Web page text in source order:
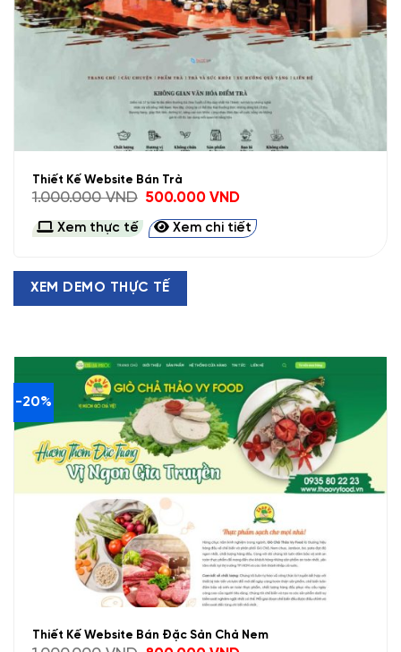
Thiết Kế Website Bán Trà
1.000.000VND
Giá
là:
1.000.000 VND.
500.000VNDGiá
tại
là:
500.000 VND.
Xem thực tế Xem chi tiết
XEM DEMO THỰC TẾ
-20%
Thiết Kế Website Bán Đặc Sản Chả Nem